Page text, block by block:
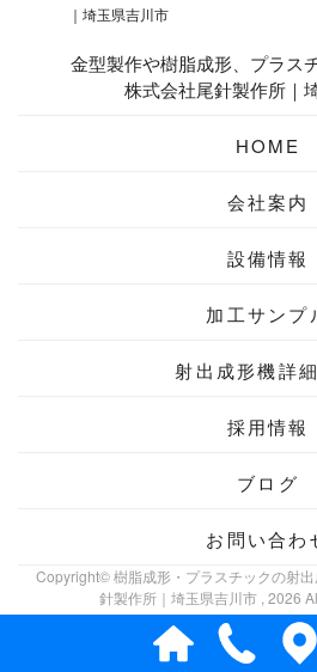
金型製作や樹脂成形、プラス
株式会社尾針製作所｜
HOME
会社案内
設備情報
加工サンプ
射出成形機詳
採用情報
ブログ
お問い合わ
Copyright© 樹脂成形・プラスチックの射
針製作所｜埼玉県吉川市 , 2026